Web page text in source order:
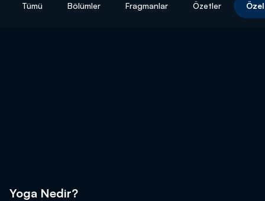
Tümü Bölümler Fragmanlar Özetler
Yoga Nedir?